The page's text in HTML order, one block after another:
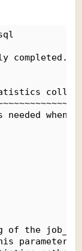
completed.
when
of the
parameter